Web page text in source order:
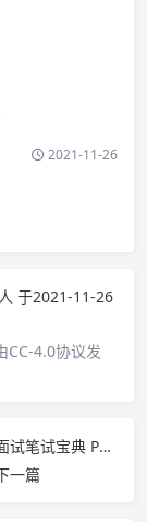
2021-11-26
于2021-11-26
CC-4.0协议发
Java程序员面试笔试宝典 PDF下载
一篇